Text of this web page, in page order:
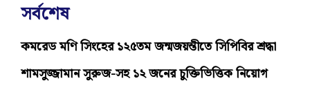
সর্বশেষ
কমরেড মণি সিংহের ১২৫তম জন্মজয়ন্তীতে সিপিবির শ্রদ্ধা
শামসুজ্জামান সুরুজ-সহ ১২ জনের চুক্তিভিত্তিক নিয়োগ